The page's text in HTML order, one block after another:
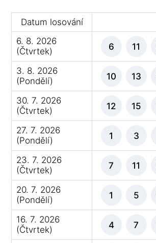
Datum losování
6. 8. 2026
(Čtvrtek)
6 11
3. 8. 2026
(Pondělí)
10 13
30. 7. 2026
(Čtvrtek)
12 15
27. 7. 2026
(Pondělí)
1 3
23. 7. 2026
(Čtvrtek)
7 11
20. 7. 2026
(Pondělí)
1 5
16. 7. 2026
(Čtvrtek)
4 7